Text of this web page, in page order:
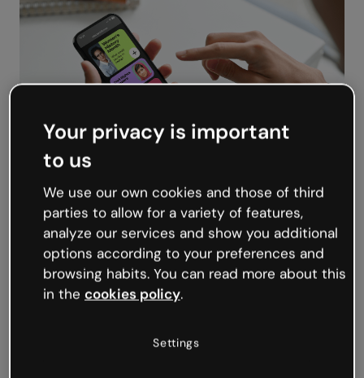
Transforme os
quadros de escolha
em interativos
Genially funciona como um site! Imagine um
Your privacy is important
to us
We use our own cookies and those of third
parties to allow for a variety of features,
analyze our services and show you additional
options according to your preferences and
browsing habits. You can read more about this
in the cookies policy.
Settings